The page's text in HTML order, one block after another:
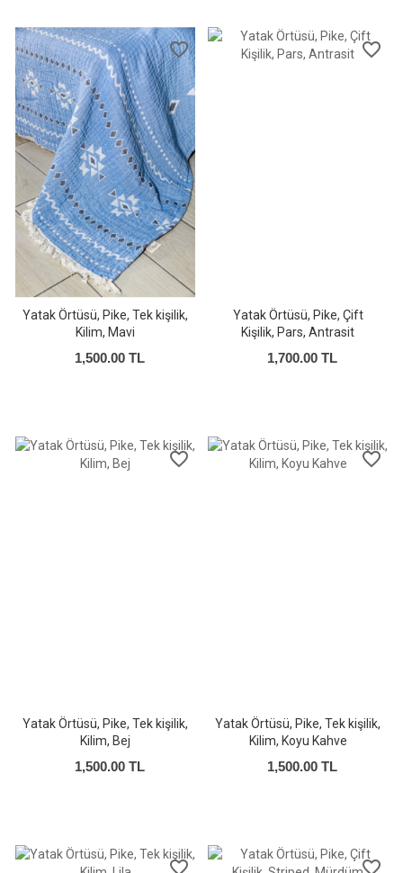
favorite_border
Yatak Örtüsü, Pike, Tek kişilik,
Kilim, Mavi
1,500.00 TL
favorite_border
Yatak Örtüsü, Pike, Çift
Kişilik, Pars, Antrasit
1,700.00 TL
favorite_border
Yatak Örtüsü, Pike, Tek kişilik,
Kilim, Bej
1,500.00 TL
favorite_border
Yatak Örtüsü, Pike, Tek kişilik,
Kilim, Koyu Kahve
1,500.00 TL
favorite_border favorite_border